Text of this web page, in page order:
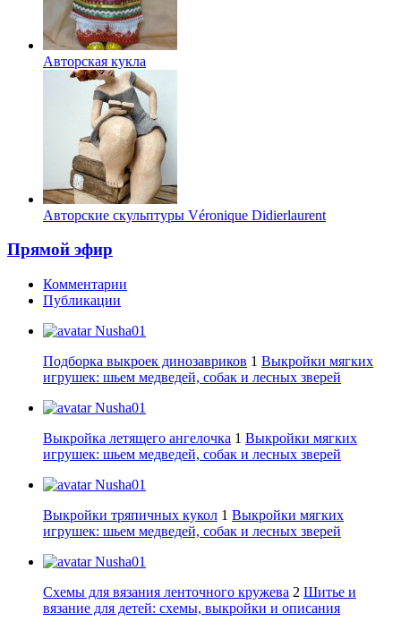
Авторская кукла
Авторские скульптуры Véronique Didierlaurent
Прямой эфир
Комментарии
Публикации
Nusha01
Подборка выкроек динозавриков 1 Выкройки мягких
игрушек: шьем медведей, собак и лесных зверей
Nusha01
Выкройка летящего ангелочка 1 Выкройки мягких
игрушек: шьем медведей, собак и лесных зверей
Nusha01
Выкройки тряпичных кукол 1 Выкройки мягких
игрушек: шьем медведей, собак и лесных зверей
Nusha01
Схемы для вязания ленточного кружева 2 Шитье и
вязание для детей: схемы, выкройки и описания